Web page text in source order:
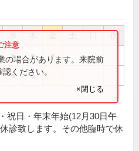
祝
● ● ●
● ●
の場合があります。来院前
ください。
×閉じる
祝日・年末年始(12月30日午
診致します。その他臨時で休